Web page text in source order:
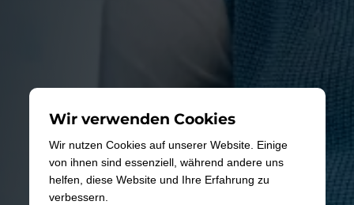
Wir verwenden Cookies
Wir nutzen Cookies auf unserer Website. Einige
von ihnen sind essenziell, während andere uns
helfen, diese Website und Ihre Erfahrung zu
verbessern.